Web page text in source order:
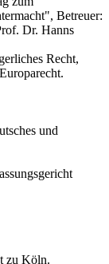
Betreuer:
Dr. Hanns
Recht,
und
zu Köln.